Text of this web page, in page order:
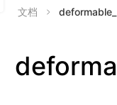
文档